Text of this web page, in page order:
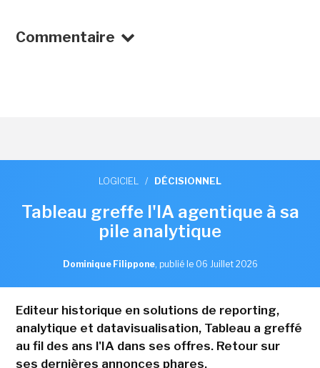
Commentaire
LOGICIEL / DÉCISIONNEL
Tableau greffe l'IA agentique à sa
pile analytique
Dominique Filippone, publié le 06 Juillet 2026
Editeur historique en solutions de reporting,
analytique et datavisualisation, Tableau a greffé
au fil des ans l'IA dans ses offres. Retour sur
ses dernières annonces phares.